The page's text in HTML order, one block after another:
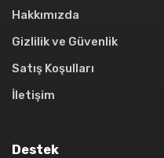
Hakkımızda
Gizlilik ve Güvenlik
Satış Koşulları
İletişim
Destek